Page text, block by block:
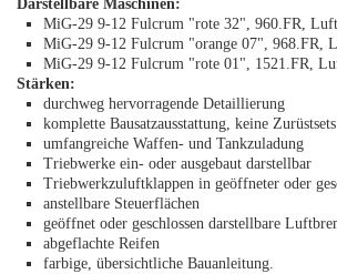
Darstellbare Maschinen:
MiG-29 9-12 Fulcrum "rote 32", 960.FR,
MiG-29 9-12 Fulcrum "orange 07", 968.FR,
MiG-29 9-12 Fulcrum "rote 01", 1521.FR,
Stärken:
durchweg hervorragende Detaillierung
komplette Bausatzausstattung, keine
umfangreiche Waffen- und Tankzuladung
Triebwerke ein- oder ausgebaut darstellbar
Triebwerkzuluftklappen in geöffneter oder
anstellbare Steuerflächen
geöffnet oder geschlossen darstellbare
abgeflachte Reifen
farbige, übersichtliche Bauanleitung.